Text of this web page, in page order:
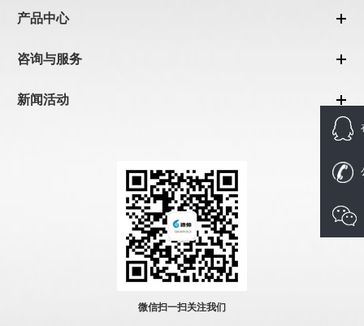
产品中心
咨询与服务
新闻活动
微信扫一扫关注我们